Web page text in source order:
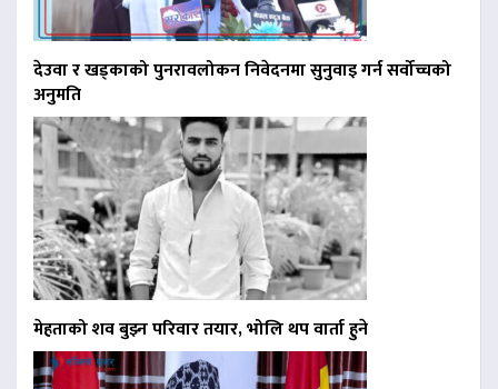
देउवा र खड्काको पुनरावलोकन निवेदनमा सुनुवाइ गर्न सर्वोच्चको
अनुमति
मेहताको शव बुझ्न परिवार तयार, भोलि थप वार्ता हुने